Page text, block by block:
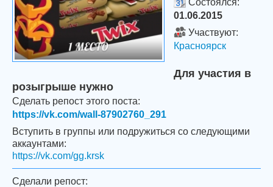
Состоялся:
01.06.2015
Участвуют:
Красноярск
Для участия в
розыгрыше нужно
Сделать репост этого поста:
https://vk.com/wall-87902760_291
Вступить в группы или подружиться со следующими
аккаунтами:
https://vk.com/gg.krsk
Сделали репост: